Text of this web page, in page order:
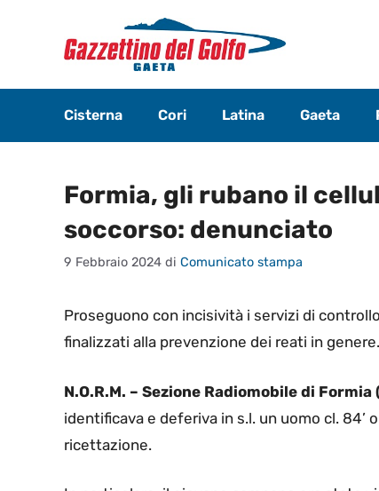
contenuto
Cisterna Cori Latina Gaeta
Formia, gli rubano il
soccorso: denunciato
9 Febbraio 2024 di Comunicato stampa
Proseguono con incisività i servizi di
finalizzati alla prevenzione dei reati in
N.O.R.M. – Sezione Radiomobile di Formia
identificava e deferiva in s.l. un uomo cl. 84’
ricettazione.